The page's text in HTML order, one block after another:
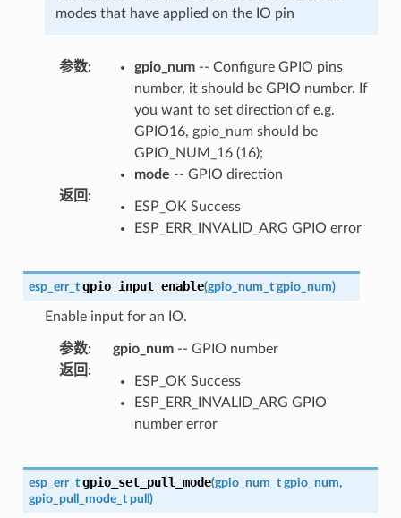
modes that have applied on the IO pin
参数: gpio_num-- Configure GPIO pins
number, it should be GPIO number. If
you want to set direction of e.g.
GPIO16, gpio_num should be
GPIO_NUM_16 (16);
mode -- GPIO direction
返回 :
ESP_OK Success
ESP_ERR_INVALID_ARG GPIO error
esp_err_t gpio_input_enable(gpio_num_t gpio_num)
Enable input for an IO.
参数: gpio_num-- GPIO number
返回 :
ESP_OK Success
ESP_ERR_INVALID_ARG GPIO
number error
esp_err_t gpio_set_pull_mode(gpio_num_t gpio_num,
gpio_pull_mode_t pull )